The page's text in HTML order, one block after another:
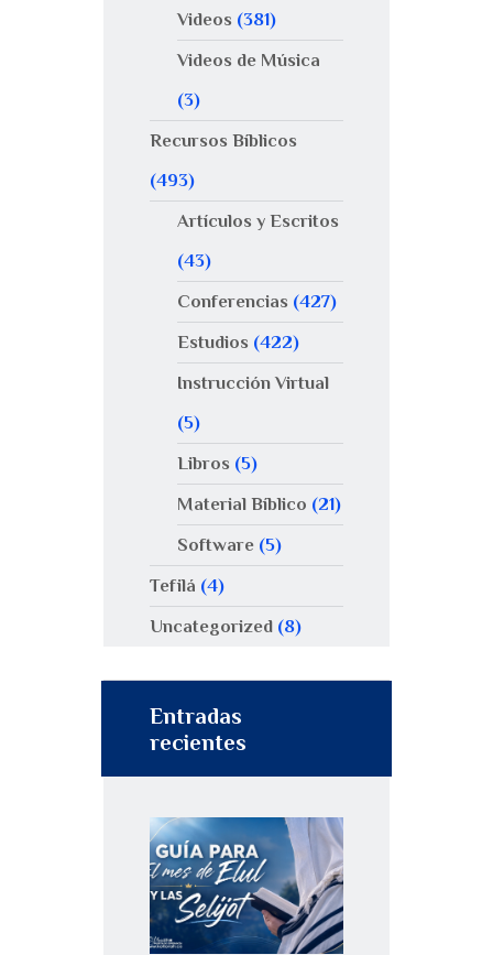
Videos (381)
Videos de Música
(3)
Recursos Bíblicos
(493)
Artículos y Escritos
(43)
Conferencias (427)
Estudios (422)
Instrucción Virtual
(5)
Libros (5)
Material Bíblico (21)
Software(5)
Tefilá (4)
Uncategorized (8)
Entradas
recientes